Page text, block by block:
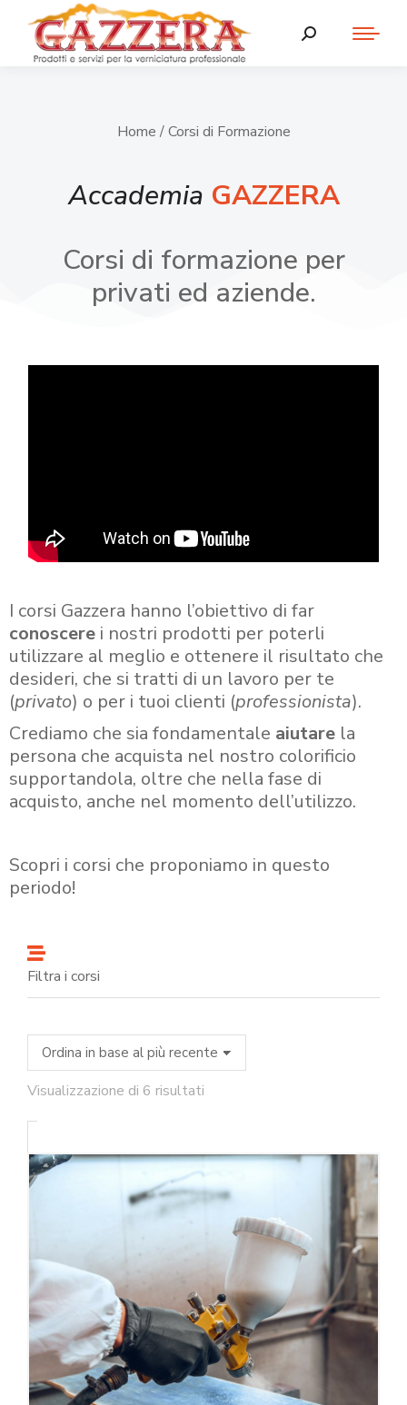
Home / Corsi di Formazione
Accademia GAZZERA
Corsi di formazione per
privati ed aziende.
I corsi Gazzera hanno l’obiettivo di far
conoscere i nostri prodotti per poterli
utilizzare al meglio e ottenere il risultato che
desideri, che si tratti di un lavoro per te
(privato) o per i tuoi clienti (professionista).
Crediamo che sia fondamentale aiutare la
persona che acquista nel nostro colorificio
supportandola, oltre che nella fase di
acquisto, anche nel momento dell’utilizzo.
Scopri i corsi che proponiamo in questo
periodo!
Filtra i corsi
Visualizzazione di 6 risultati